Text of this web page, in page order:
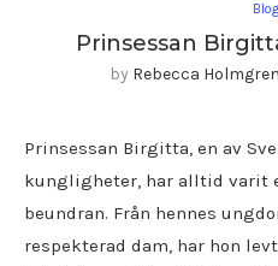
Prinsessan
by Rebecca Holmgren
Prinsessan Birgitta, en av
kungligheter, har alltid varit
beundran. Från hennes
respekterad dam, har hon